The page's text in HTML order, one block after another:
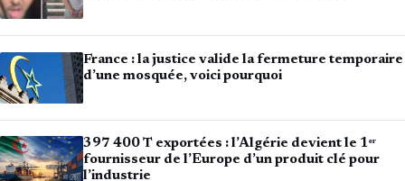
France : la justice valide la fermeture temporaire
d’une mosquée, voici pourquoi
397 400 T exportées : l’Algérie devient le 1ᵉʳ
fournisseur de l’Europe d’un produit clé pour
l’industrie